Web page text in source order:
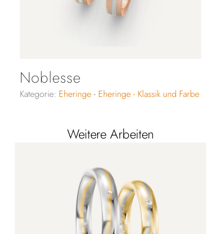
Noblesse
Kategorie: Eheringe- Eheringe - Klassik und Farbe
Weitere Arbeiten